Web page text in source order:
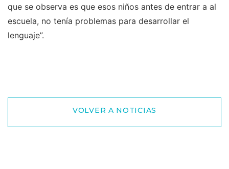
que se observa es que esos niños antes de entrar a al
escuela, no tenía problemas para desarrollar el
lenguaje”.
VOLVER A NOTICIAS